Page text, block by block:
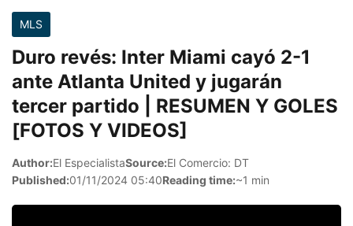
MLS
Duro revés: Inter Miami cayó 2-1
ante Atlanta United y jugarán
tercer partido | RESUMEN Y GOLES
[FOTOS Y VIDEOS]
Author:El EspecialistaSource:El Comercio: DT
Published:01/11/2024 05:40Reading time:~1 min